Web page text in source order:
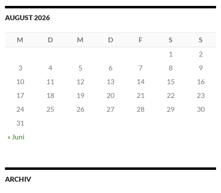
AUGUST 2026
M D M D F S
S
1
2
3
4 5 6 7 8
9
10
11 12 13 14 15
16
17
18 19 20 21 22
23
24
25 26 27 28 29
30
31
« Juni
ARCHIV